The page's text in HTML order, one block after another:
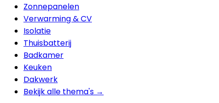
Zonnepanelen
Verwarming & CV
Isolatie
Thuisbatterij
Badkamer
Keuken
Dakwerk
Bekijk alle thema's →